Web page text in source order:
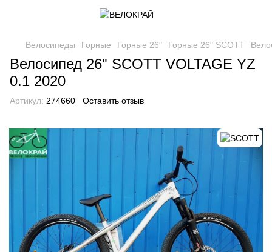
Велосипеды Горные Горные 26" Горные 26" SCOTT
Велосипед 26" SCOTT VOLTAGE YZ
0.1 2020
Артикул: 274660 Оставить отзыв